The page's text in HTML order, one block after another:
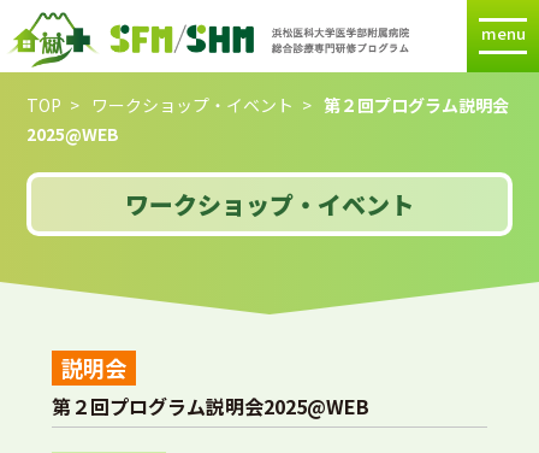
menu
TOP ワークショップ・イベント
第２回プログラム説明会
2025@WEB
ワークショップ・イベント
説明会
第２回プログラム説明会2025@WEB